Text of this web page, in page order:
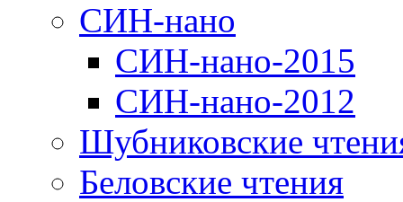
СИН-нано
СИН-нано-2015
СИН-нано-2012
Шубниковские
Беловские чтения